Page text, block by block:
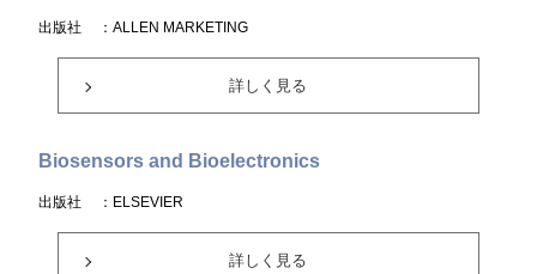
出版社 ：ALLEN MARKETING
詳しく見る
Biosensors and Bioelectronics
出版社 ：ELSEVIER
詳しく見る